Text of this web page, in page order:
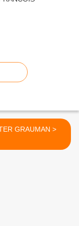
WALTER GRAUMAN >